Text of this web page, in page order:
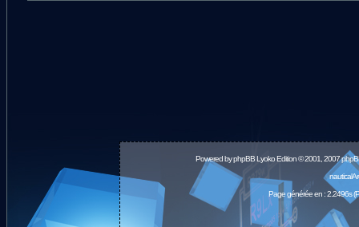
Powered byphpBBLyoko Edition © 2001, 2007
Page générée en : 2.2496s